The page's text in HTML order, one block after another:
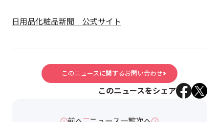
日用品化粧品新聞 公式サイト
このニュースに関するお問い合わせ
このニュースをシェア